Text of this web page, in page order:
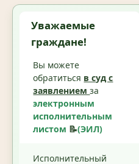
Уважаемые
граждане!
Вы можете
обратиться в суд с
заявлениемза
электронным
исполнительным
листом 📝(ЭИЛ)
Исполнительный